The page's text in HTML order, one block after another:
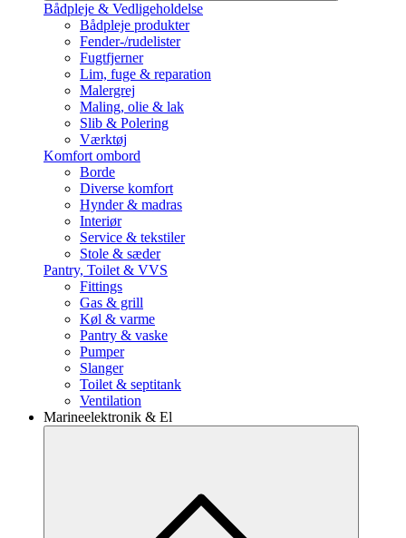
Bådpleje & Vedligeholdelse
Bådpleje produkter
Fender-/rudelister
Fugtfjerner
Lim, fuge & reparation
Malergrej
Maling, olie & lak
Slib & Polering
Værktøj
Komfort ombord
Borde
Diverse komfort
Hynder & madras
Interiør
Service & tekstiler
Stole & sæder
Pantry, Toilet & VVS
Fittings
Gas & grill
Køl & varme
Pantry & vaske
Pumper
Slanger
Toilet & septitank
Ventilation
Marineelektronik & El